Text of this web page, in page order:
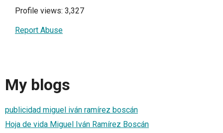
Profile views: 3,327
Report Abuse
My blogs
publicidad miguel iván ramírez boscán
Hoja de vida Miguel Iván Ramírez Boscán